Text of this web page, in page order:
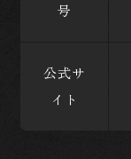
号
公式サ
イト